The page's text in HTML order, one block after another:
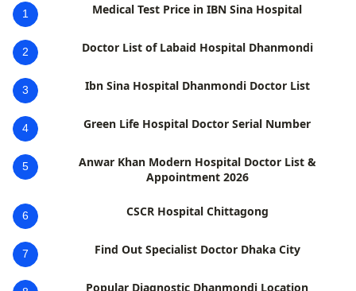
1 Medical Test Price in IBN Sina Hospital
2 Doctor List of Labaid Hospital Dhanmondi
3 Ibn Sina Hospital Dhanmondi Doctor List
4 Green Life Hospital Doctor Serial Number
5
Anwar Khan Modern Hospital Doctor List &
Appointment 2026
6 CSCR Hospital Chittagong
7 Find Out Specialist Doctor Dhaka City
Popular Diagnostic Dhanmondi Location